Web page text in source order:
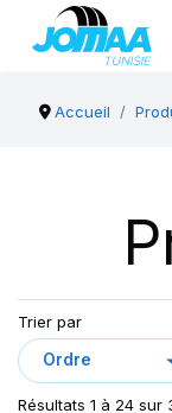
Accueil
Trier par
Résultats 1 à 24 sur